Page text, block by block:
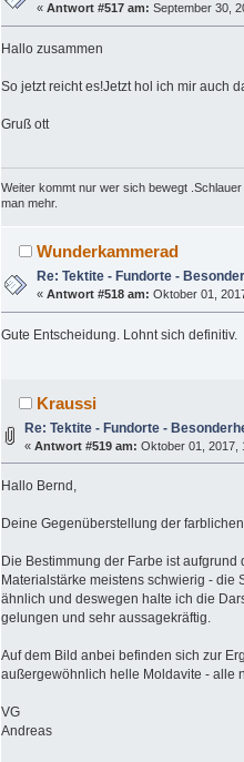
«Antwort #517 am: September 30,
Hallo zusammen
So jetzt reicht es!Jetzt hol ich mir auch
Gruß ott
Weiter kommt nur wer sich bewegt
man mehr.
Wunderkammerad
Re: Tektite - Fundorte -
«Antwort #518 am: Oktober 01,
Gute Entscheidung. Lohnt sich definitiv.
Kraussi
Re: Tektite - Fundorte -
«Antwort #519 am: Oktober 01, 2017,
Hallo Bernd,
Deine Gegenüberstellung der
Die Bestimmung der Farbe ist
Materialstärke meistens schwierig - die
ähnlich und deswegen halte ich die
gelungen und sehr aussagekräftig.
Auf dem Bild anbei befinden sich zur
außergewöhnlich helle Moldavite - alle
VG
Andreas